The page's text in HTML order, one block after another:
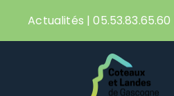
Actualités |05.53.83.65.60